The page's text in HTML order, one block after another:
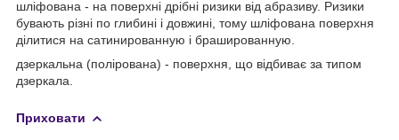
шліфована - на поверхні дрібні ризики від абразиву. Ризики
бувають різні по глибині і довжині, тому шліфована поверхня
ділитися на сатинированную і брашированную.
дзеркальна (полірована) - поверхня, що відбиває за типом
дзеркала.
Приховати